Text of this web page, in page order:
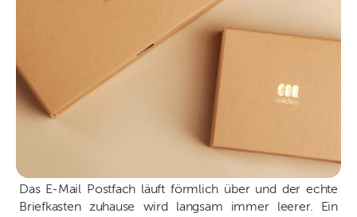
Das E-Mail Postfach läuft förmlich über und der echte
Briefkasten zuhause wird langsam immer leerer. Ein